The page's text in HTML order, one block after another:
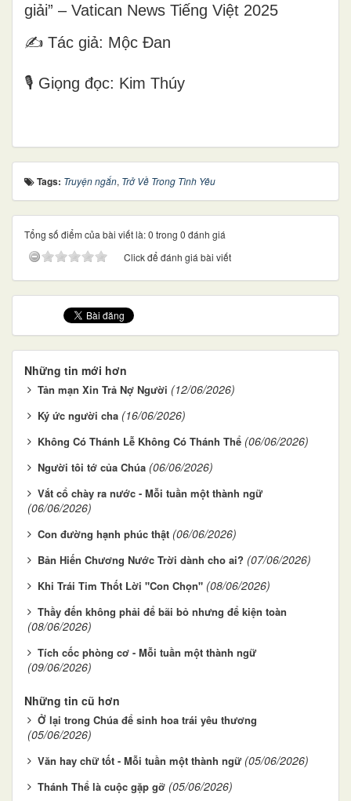
giải” – Vatican News Tiếng Việt 2025
✍️ Tác giả: Mộc Đan
🎙 Giọng đọc: Kim Thúy
Tags: Truyện ngắn, Trở Về Trong Tình Yêu
Tổng số điểm của bài viết là: 0 trong 0 đánh giá
Click để đánh giá bài viết
Những tin mới hơn
Tản mạn Xin Trả Nợ Người (12/06/2026)
Ký ức người cha (16/06/2026)
Không Có Thánh Lễ Không Có Thánh Thể (06/06/2026)
Người tôi tớ của Chúa (06/06/2026)
Vắt cổ chày ra nước - Mỗi tuần một thành ngữ
(06/06/2026)
Con đường hạnh phúc thật (06/06/2026)
Bản Hiến Chương Nước Trời dành cho ai? (07/06/2026)
Khi Trái Tim Thốt Lời "Con Chọn" (08/06/2026)
Thầy đến không phải để bãi bỏ nhưng để kiện toàn
(08/06/2026)
Tích cốc phòng cơ - Mỗi tuần một thành ngữ
(09/06/2026)
Những tin cũ hơn
Ở lại trong Chúa để sinh hoa trái yêu thương
(05/06/2026)
Văn hay chữ tốt - Mỗi tuần một thành ngữ (05/06/2026)
Thánh Thể là cuộc gặp gỡ (05/06/2026)